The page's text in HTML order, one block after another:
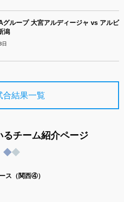
グループ 大宮アルディージャ vs アルビ
潟
日
合結果一覧
るチーム紹介ページ
ス（関西④）